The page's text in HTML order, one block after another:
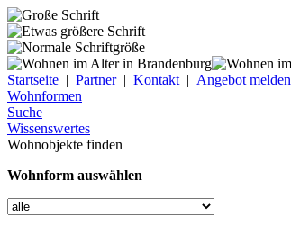
Startseite | Partner| Kontakt | Angebot melden
Wohnformen
Suche
Wissenswertes
Wohnobjekte finden
Wohnform auswählen